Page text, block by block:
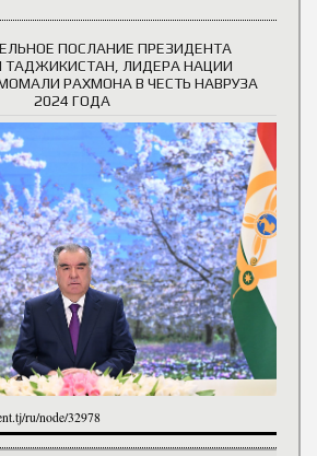
ПОСЛАНИЕ ПРЕЗИДЕНТА
ТАДЖИКИСТАН, ЛИДЕРА НАЦИИ
РАХМОНА В ЧЕСТЬ НАВРУЗА
2024 ГОДА
ru/node/32978